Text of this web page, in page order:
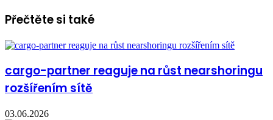
Přečtěte si také
cargo-partner reaguje na růst nearshoringu
rozšířením sítě
03.06.2026